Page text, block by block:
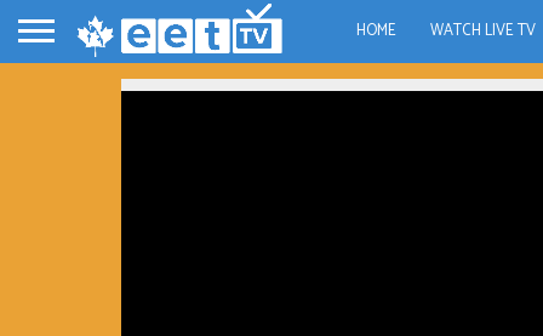
HOME WATCH LIVE TV